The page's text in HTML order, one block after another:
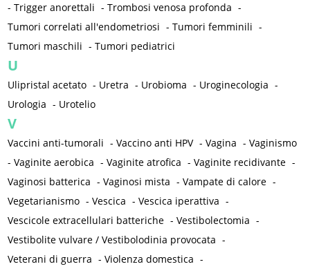
-Trigger anorettali -Trombosi venosa profonda -
Tumori correlati all'endometriosi -Tumori femminili -
Tumori maschili -Tumori pediatrici
U
Ulipristal acetato - Uretra - Urobioma - Uroginecologia -
Urologia - Urotelio
V
Vaccini anti-tumorali -Vaccino anti HPV -Vagina -Vaginismo
-Vaginite aerobica -Vaginite atrofica -Vaginite recidivante -
Vaginosi batterica -Vaginosi mista -Vampate di calore -
Vegetarianismo -Vescica -Vescica iperattiva -
Vescicole extracellulari batteriche -Vestibolectomia -
Vestibolite vulvare / Vestibolodinia provocata -
Veterani di guerra -Violenza domestica -